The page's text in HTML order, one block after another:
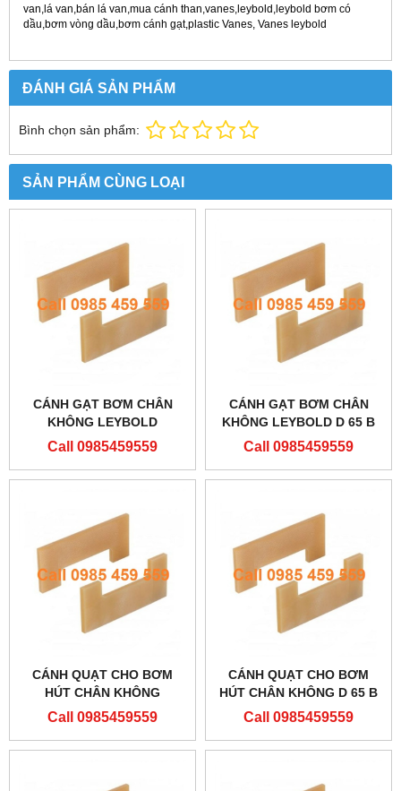
van,lá van,bán lá van,mua cánh than,vanes,leybold,leybold bơm có
dầu,bơm vòng dầu,bơm cánh gạt,plastic Vanes, Vanes leybold
ĐÁNH GIÁ SẢN PHẨM
Bình chọn sản phẩm:
SẢN PHẨM CÙNG LOẠI
CÁNH GẠT BƠM CHÂN
KHÔNG LEYBOLD
ES20010886
Call 0985459559
CÁNH GẠT BƠM CHÂN
KHÔNG LEYBOLD D 65 B
Call 0985459559
CÁNH QUẠT CHO BƠM
HÚT CHÂN KHÔNG
ES20010886
Call 0985459559
CÁNH QUẠT CHO BƠM
HÚT CHÂN KHÔNG D 65 B
Call 0985459559